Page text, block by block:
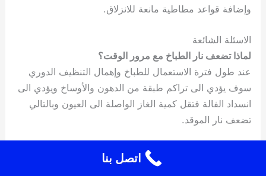
وإضافة قواعد مطاطية مانعة للانزلاق.
الاسئلة الشائعة
لماذا تضعف نار الطباخ مع مرور الوقت؟
عند طول فترة الاستعمال للطباخ وإهمال التنظيف الدوري
سوف يؤدي الى تراكم طبقة من الدهون والأوساخ ويؤدي الى
انسداد الفالة فتقل كمية الغاز الواصلة الى العيون وبالتالي
تضعف نار الموقد.
كيف يمكنني الحفاظ على الطباخ الكهربائي؟
هناك عدد من الخطوات التي تساهم في الحفاظ على الطباخ
اتصل بنا